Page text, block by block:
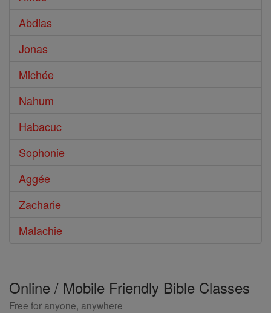
Abdias
Jonas
Michée
Nahum
Habacuc
Sophonie
Aggée
Zacharie
Malachie
Online / Mobile Friendly Bible Classes
Free for anyone, anywhere